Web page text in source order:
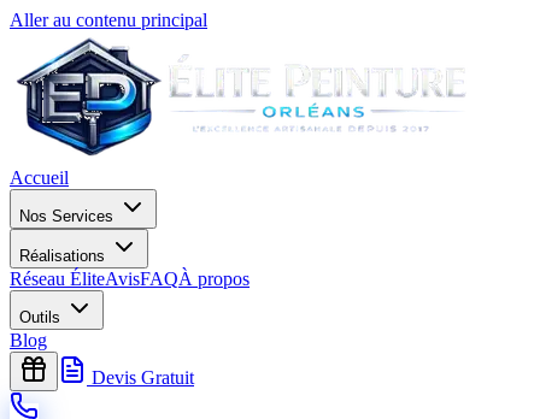
Aller au contenu principal
Accueil
Nos Services
Réalisations
Réseau ÉliteAvisFAQÀ propos
Outils
Blog
Devis Gratuit